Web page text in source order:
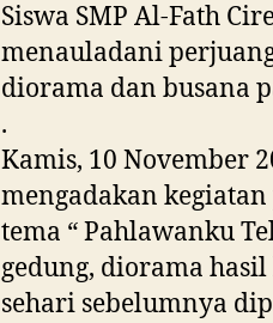
Siswa SMP Al-Fath
menauladani
diorama dan busana
.
Kamis, 10 November
mengadakan
tema “ Pahlawanku
gedung, diorama
sehari sebelumnya